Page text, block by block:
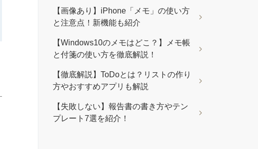
【画像あり】iPhone「メモ」の使い方
と注意点！新機能も紹介
【Windows10のメモはどこ？】メモ帳
と付箋の使い方を徹底解説！
【徹底解説】ToDoとは？リストの作り
方やおすすめアプリも解説
【失敗しない】報告書の書き方やテン
プレート7選を紹介！